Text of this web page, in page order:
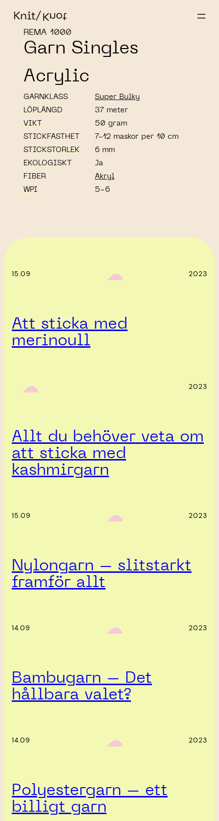
REMA 1000
Garn Singles
Acrylic
GARNKLASS
Super Bulky
LÖPLÄNGD
37 meter
VIKT
50 gram
STICKFASTHET
7-12 maskor per 10 cm
STICKSTORLEK
6 mm
EKOLOGISKT
Ja
FIBER
Akryl
WPI
5-6
15.09 ‎ ‎‎ ☁︎‎‎ 2023
Att sticka med
merinoull
‎ ‎‎ ☁︎‎‎ 2023
Allt du behöver veta om
att sticka med
kashmirgarn
15.09 ‎ ‎‎ ☁︎‎‎ 2023
Nylongarn – slitstarkt
framför allt
14.09 ‎ ‎‎ ☁︎‎‎ 2023
Bambugarn – Det
hållbara valet?
14.09 ‎ ‎‎ ☁︎‎‎ 2023
Polyestergarn – ett
billigt garn